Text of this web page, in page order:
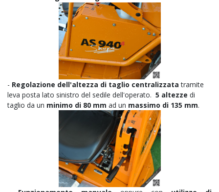
- Regolazione dell'altezza di taglio centralizzata tramite
leva posta lato sinistro del sedile dell'operato. 5 altezze di
taglio da un minimo di 80 mm ad un massimo di 135 mm.